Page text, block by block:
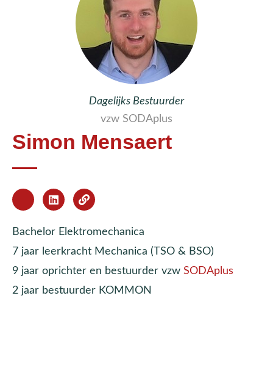
Dagelijks Bestuurder
vzw SODAplus
Simon Mensaert
Bachelor Elektromechanica
7 jaar leerkracht Mechanica (TSO & BSO)
9 jaar oprichter en bestuurder vzw SODAplus
2 jaar bestuurder KOMMON